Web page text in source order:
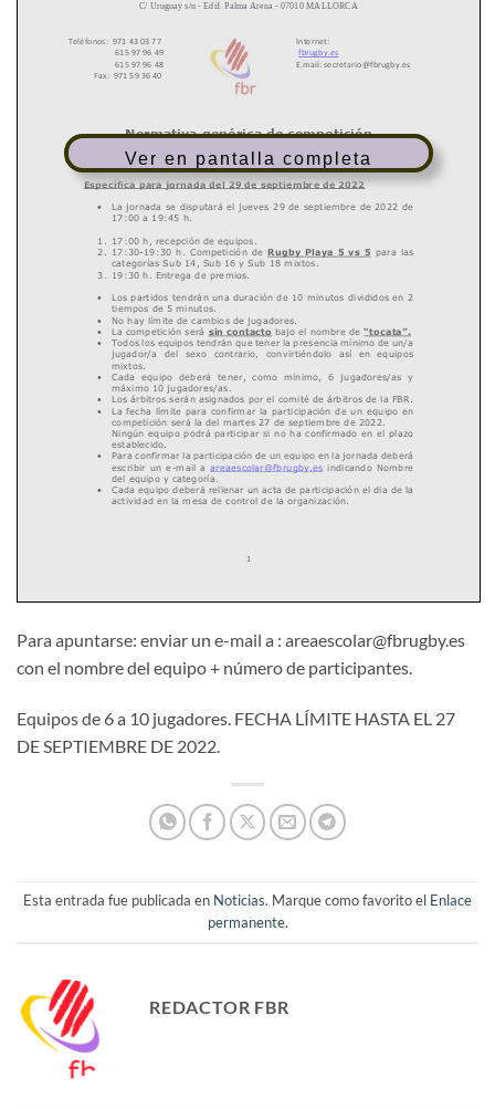
Ver en pantalla completa
Para apuntarse: enviar un e-mail a : areaescolar@fbrugby.es
con el nombre del equipo + número de participantes.
Equipos de 6 a 10 jugadores. FECHA LÍMITE HASTA EL 27
DE SEPTIEMBRE DE 2022.
Esta entrada fue publicada en Noticias. Marque como favorito el Enlace
permanente.
REDACTOR FBR